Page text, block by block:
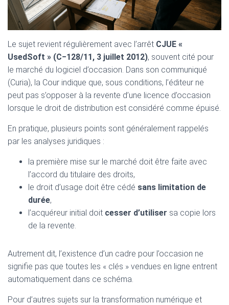
Le sujet revient régulièrement avec l’arrêt CJUE «
UsedSoft » (C−128/11, 3 juillet 2012), souvent cité pour
le marché du logiciel d’occasion. Dans son communiqué
(Curia), la Cour indique que, sous conditions, l’éditeur ne
peut pas s’opposer à la revente d’une licence d’occasion
lorsque le droit de distribution est considéré comme épuisé.
En pratique, plusieurs points sont généralement rappelés
par les analyses juridiques :
la première mise sur le marché doit être faite avec
l’accord du titulaire des droits,
le droit d’usage doit être cédé sans limitation de
durée,
l’acquéreur initial doit cesser d’utiliser sa copie lors
de la revente.
Autrement dit, l’existence d’un cadre pour l’occasion ne
signifie pas que toutes les « clés » vendues en ligne entrent
automatiquement dans ce schéma.
Pour d’autres sujets sur la transformation numérique et